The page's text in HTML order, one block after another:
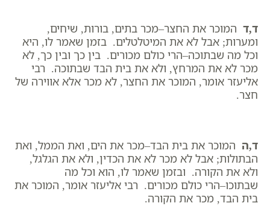
ד,ד המוכר את החצר–מכר בתים, בורות, שיחים,
ומערות; אבל לא את המיטלטלים. בזמן שאמר לו, היא
וכל מה שבתוכה–הרי כולם מכורים. בין כך ובין כך, לא
מכר לא את המרחץ, ולא את בית הבד שבתוכה. רבי
אליעזר אומר, המוכר את החצר, לא מכר אלא אווירה של
חצר.
ד,ה המוכר את בית הבד–מכר את הים, ואת הממל, ואת
הבתולות; אבל לא מכר לא את הכדין, ולא את הגלגל,
ולא את הקורה. ובזמן שאמר לו, הוא וכל מה
שבתוכו–הרי כולם מכורים. רבי אליעזר אומר, המוכר את
בית הבד, מכר את הקורה.